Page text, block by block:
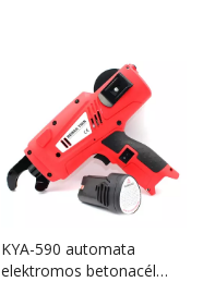
KYA-590 automata
elektromos betonacél